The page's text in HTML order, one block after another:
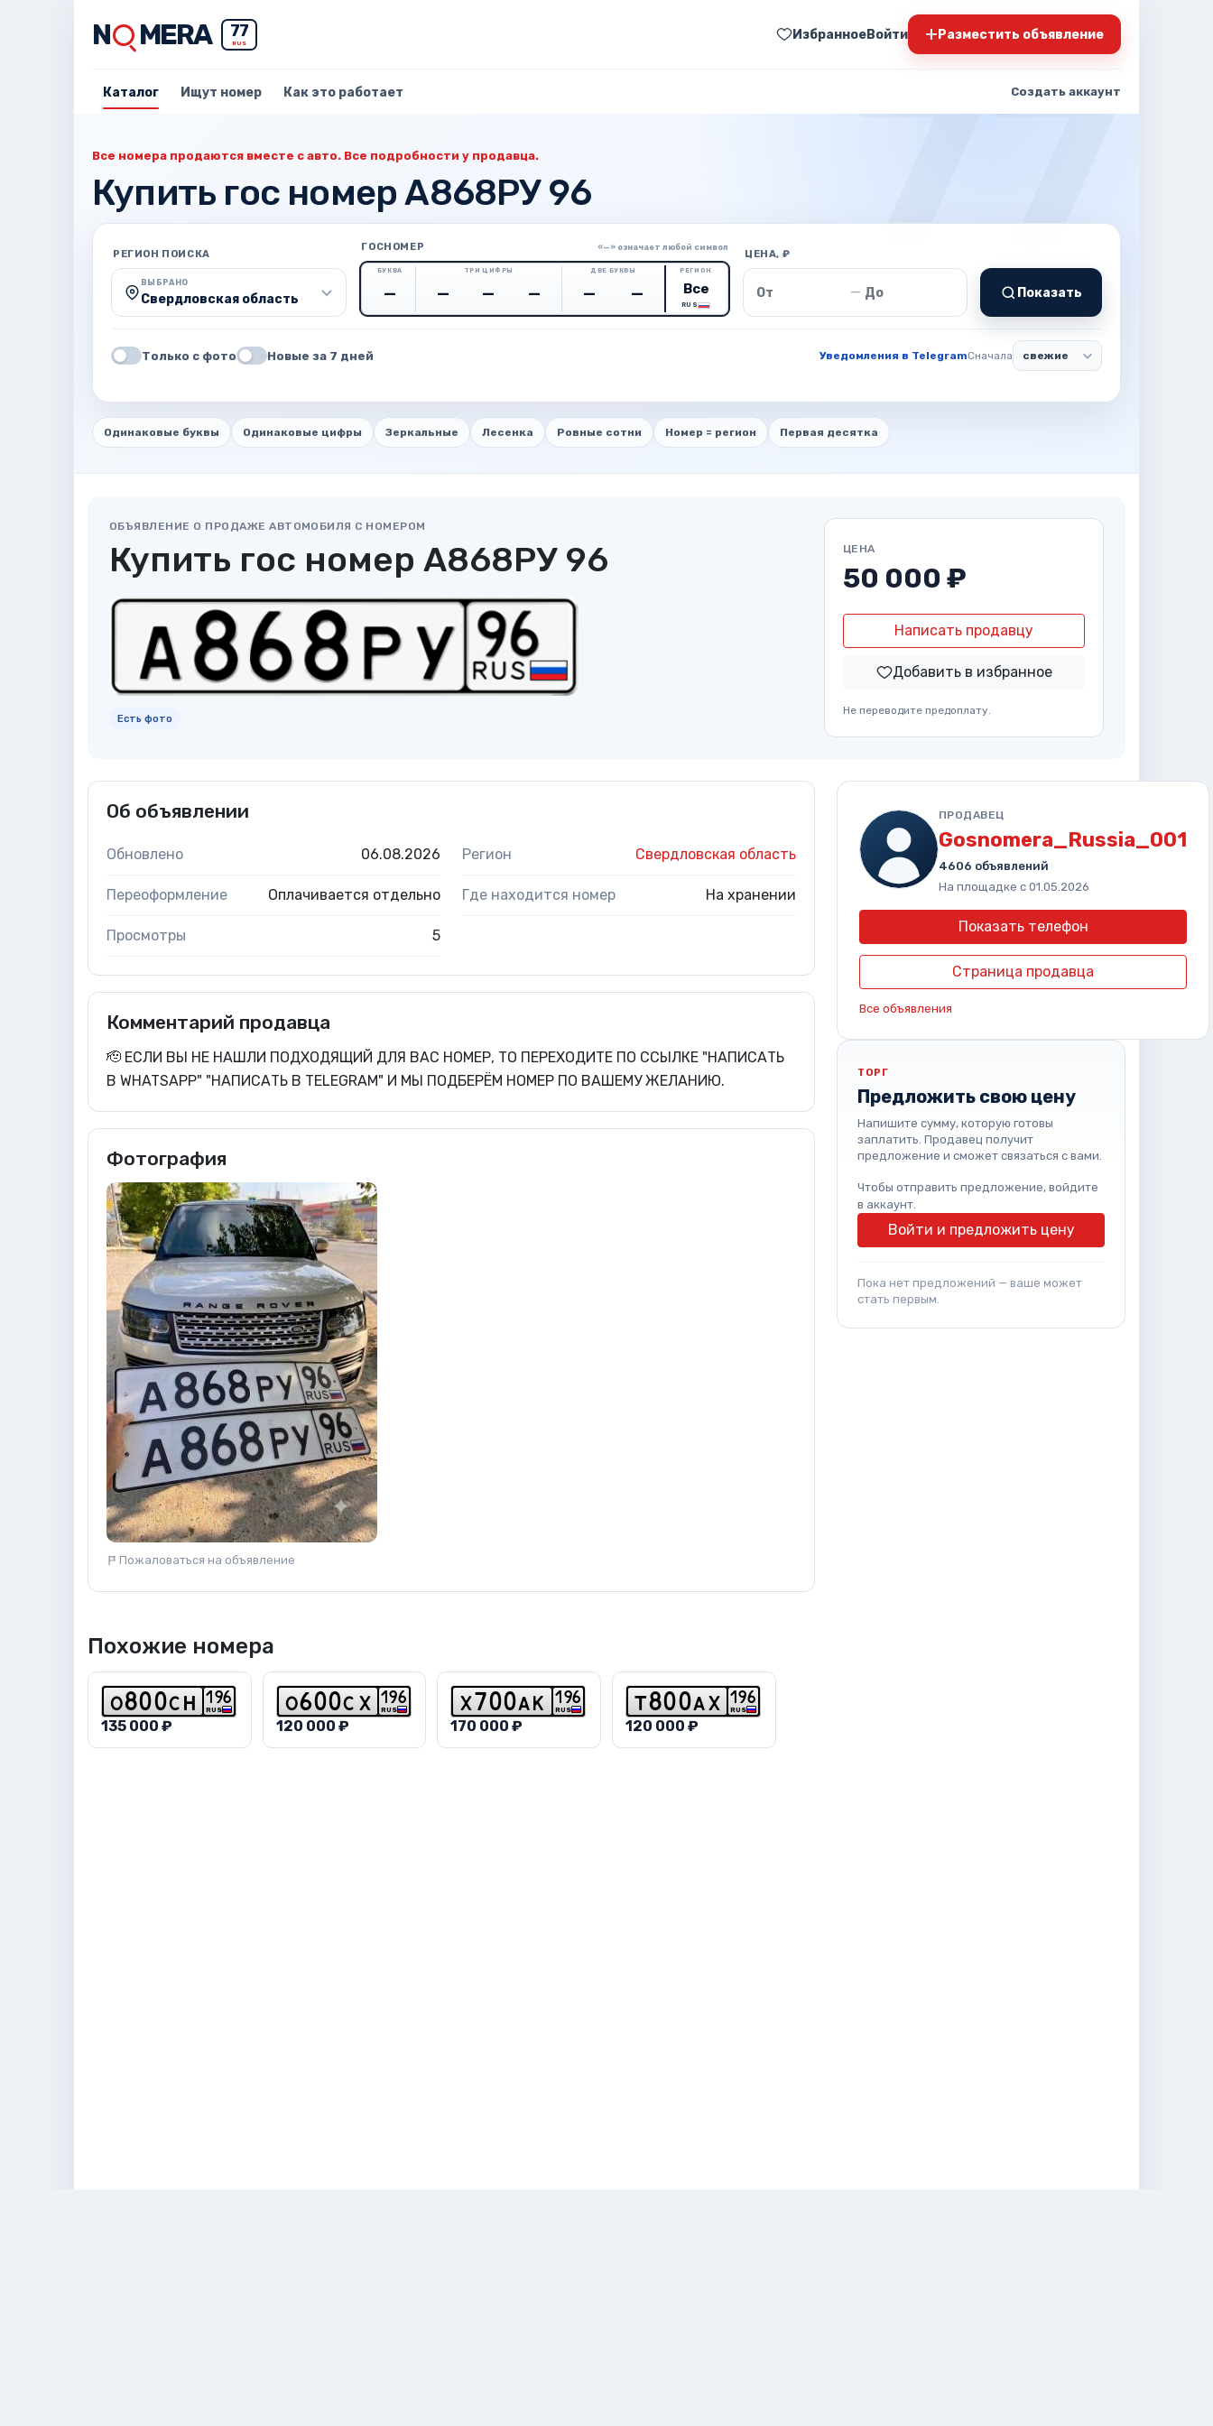
N MERA 77
RUS
ИзбранноеВойти + Разместить объявление
Каталог Ищут номер Как это работает Создать аккаунт
Все номера продаются вместе с авто. Все подробности у продавца.
Купить гос номер А868РУ 96
РЕГИОН ПОИСКА
ВЫБРАНО
Свердловская область
ГОСНОМЕР «—» означает любой символ
БУКВА ТРИ ЦИФРЫ ДВЕ БУКВЫ РЕГИОН
RUS
ЦЕНА, ₽
Цена от — Цена до Показать
Только с фото Новые за 7 дней Уведомления в TelegramСначала
Одинаковые буквы Одинаковые цифры Зеркальные Лесенка Ровные сотни Номер = регион Первая десятка
ОБЪЯВЛЕНИЕ О ПРОДАЖЕ АВТОМОБИЛЯ С НОМЕРОМ
Купить гос номер А868РУ 96
Есть фото
ЦЕНА
50 000 ₽
Написать продавцу
Добавить в избранное
Не переводите предоплату.
Об объявлении
Обновлено 06.08.2026 Регион Свердловская область
Переоформление Оплачивается отдельно Где находится номер На хранении
Просмотры 5
Комментарий продавца
🫡 ЕСЛИ ВЫ НЕ НАШЛИ ПОДХОДЯЩИЙ ДЛЯ ВАС НОМЕР, ТО ПЕРЕХОДИТЕ ПО ССЫЛКЕ "НАПИСАТЬ
В WHATSAPP" "НАПИСАТЬ В TELEGRAM" И МЫ ПОДБЕРЁМ НОМЕР ПО ВАШЕМУ ЖЕЛАНИЮ.
Фотография
Пожаловаться на объявление
ПРОДАВЕЦ
Gosnomera_Russia_001
4606 объявлений
На площадке с 01.05.2026
Показать телефон
Страница продавца
Все объявления
ТОРГ
Предложить свою цену
Напишите сумму, которую готовы
заплатить. Продавец получит
предложение и сможет связаться с вами.
Чтобы отправить предложение, войдите
в аккаунт.
Войти и предложить цену
Пока нет предложений — ваше может
стать первым.
Похожие номера
o800c h RUS
1 96
135 000 ₽
o600c x RUS
1 96
120 000 ₽
x 7 00a k RUS
1 96
170 000 ₽
t800 a x RUS
1 96
120 000 ₽